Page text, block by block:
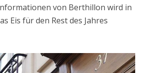
von Berthillon wird in
Eis für den Rest des Jahres